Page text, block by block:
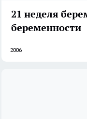
21 неделя
беременности
2006